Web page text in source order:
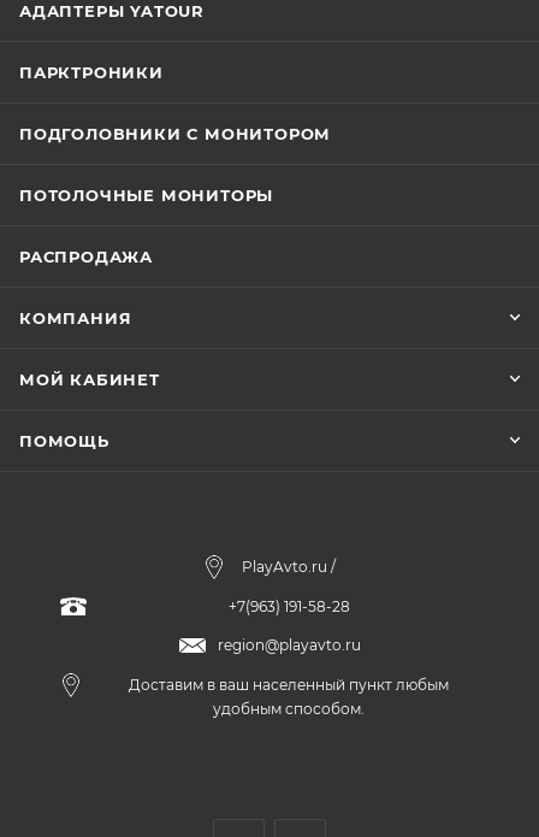
АДАПТЕРЫ YATOUR
ПАРКТРОНИКИ
ПОДГОЛОВНИКИ С МОНИТОРОМ
ПОТОЛОЧНЫЕ МОНИТОРЫ
РАСПРОДАЖА
КОМПАНИЯ
МОЙ КАБИНЕТ
ПОМОЩЬ
PlayAvto.ru /
+7(963) 191-58-28
region@playavto.ru
Доставим в ваш населенный пункт любым
удобным способом.